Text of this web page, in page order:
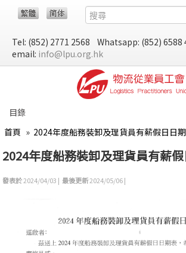
Tel: (852) 2771 2568 Whatsapp: (852) 6588
email: info@lpu.org.hk
目錄
首頁 » 2024年度船務裝卸及理貨員有薪假日日
2024年度船務裝卸及理貨員有薪
發表於2024/04/03 | 最後更新2024/05/06 |